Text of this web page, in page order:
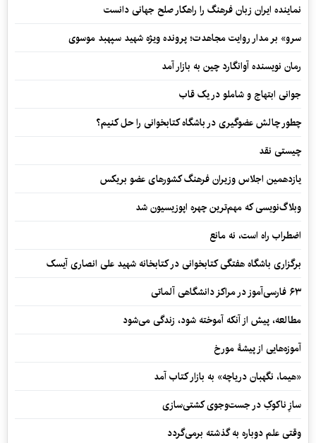
نماینده ایران زبان فرهنگ را راهکار صلح جهانی دانست
سرو» بر مدار روایت مجاهدت؛ پرونده ویژه شهید سپهبد موسوی
رمان نویسنده آوانگارد چین به بازار آمد
جوانی ابتهاج و شاملو در یک قاب
چطور چالش عضوگیری در باشگاه کتابخوانی را حل کنیم؟
چیستی نقد
یازدهمین اجلاس وزیران فرهنگ کشورهای عضو بریکس
وبلاگ‌نویسی که مهم‌ترین چهره اپوزیسیون شد
اضطراب راه است، نه مانع
برگزاری باشگاه هفتگی کتابخوانی در کتابخانه شهید علی انصاری آیسک
۶۳ فارسی‌آموز در مراکز دانشگاهی آلماتی
مطالعه، پیش از آنکه آموخته شود، زندگی می‌شود
آموزه‌هایی از پیشۀ مورخ
«هیما، نگهبان دریاچه» به بازار کتاب آمد
سازِ ناکوکِ در جست‌وجوی کشتی‌سازی
وقتی علم دوباره به گذشته برمی‌گردد